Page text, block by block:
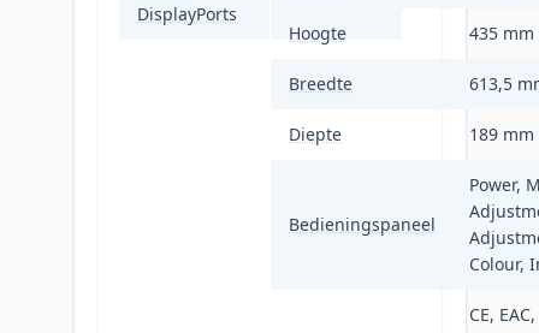
DisplayPorts
Hoogte 435 mm
Breedte 613,5
Diepte 189 mm
Bedieningspaneel
Power,
Colour,
CE,